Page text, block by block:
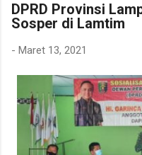
DPRD Provinsi
Sosper di Lamtim
- Maret 13, 2021